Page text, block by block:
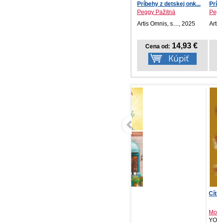
Príbehy z detskej onk...
Peggy Pažitná
Artis Omnis, s...., 2025
Cena od: 14,93 €